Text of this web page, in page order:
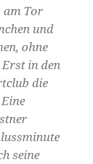
am Tor
und
ohne
Erst in den
die
seine